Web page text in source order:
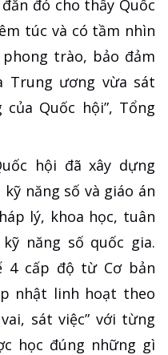
đó cho thấy Quốc
túc và có tầm nhìn
trào, bảo đảm
Trung ương vừa sát
Quốc hội”, Tổng
hội đã xây dựng
năng số và giáo án
lý, khoa học, tuân
năng số quốc gia.
4 cấp độ từ Cơ bản
nhật linh hoạt theo
sát việc” với từng
học đúng những gì